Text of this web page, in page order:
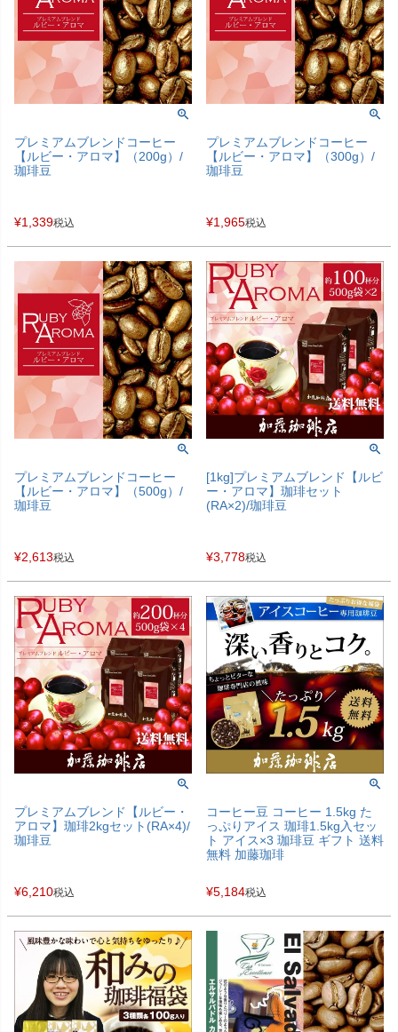
プレミアムブレンドコーヒー
【ルビー・アロマ】（200g）/
珈琲豆
¥1,339税込
プレミアムブレンドコーヒー
【ルビー・アロマ】（300g）/
珈琲豆
¥1,965税込
プレミアムブレンドコーヒー
【ルビー・アロマ】（500g）/
珈琲豆
¥2,613税込
[1kg]プレミアムブレンド【ルビ
ー・アロマ】珈琲セット
(RA×2)/珈琲豆
¥3,778税込
プレミアムブレンド【ルビー・
アロマ】珈琲2kgセット(RA×4)/
珈琲豆
¥6,210税込
コーヒー豆 コーヒー 1.5kg た
っぷりアイス 珈琲1.5kg入セッ
ト アイス×3 珈琲豆 ギフト 送料
無料 加藤珈琲
¥5,184税込